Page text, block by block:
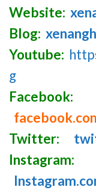
Website:
Blog:
Youtube:
g
Facebook:
Twitter:
Instagram: